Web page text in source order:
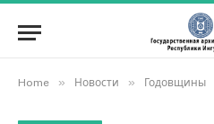
Home » Новости » Годовщины